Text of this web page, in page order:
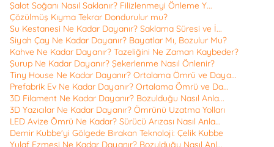
Şalot Soğanı Nasıl Saklanır? Filizlenmeyi Önleme Y...
Çözülmüş Kıyma Tekrar Dondurulur mu?
Su Kestanesi Ne Kadar Dayanır? Saklama Süresi ve İ...
Siyah Çay Ne Kadar Dayanır? Bayatlar Mı, Bozulur Mu?
Kahve Ne Kadar Dayanır? Tazeliğini Ne Zaman Kaybeder?
Şurup Ne Kadar Dayanır? Şekerlenme Nasıl Önlenir?
Tiny House Ne Kadar Dayanır? Ortalama Ömrü ve Daya...
Prefabrik Ev Ne Kadar Dayanır? Ortalama Ömrü ve Da...
3D Filament Ne Kadar Dayanır? Bozulduğu Nasıl Anla...
3D Yazıcılar Ne Kadar Dayanır? Ömrünü Uzatma Yolları
LED Avize Ömrü Ne Kadar? Sürücü Arızası Nasıl Anla...
Demir Kubbe'yi Gölgede Bırakan Teknoloji: Çelik Kubbe
Yulaf Ezmesi Ne Kadar Dayanır? Bozulduğu Nasıl Anl...